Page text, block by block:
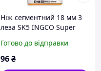
Ніж сегментний 18 мм 3
леза SK5 INGCO Super
Готово до відправки
96₴